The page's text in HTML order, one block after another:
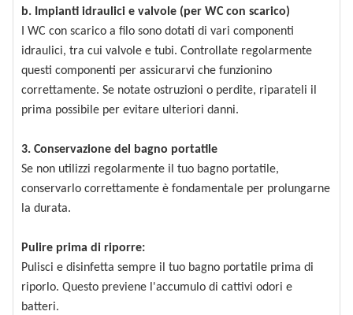
b. Impianti idraulici e valvole (per WC con scarico)
I WC con scarico a filo sono dotati di vari componenti
idraulici, tra cui valvole e tubi. Controllate regolarmente
questi componenti per assicurarvi che funzionino
correttamente. Se notate ostruzioni o perdite, riparateli il
prima possibile per evitare ulteriori danni.
3. Conservazione del bagno portatile
Se non utilizzi regolarmente il tuo bagno portatile,
conservarlo correttamente è fondamentale per prolungarne
la durata.
Pulire prima di riporre:
Pulisci e disinfetta sempre il tuo bagno portatile prima di
riporlo. Questo previene l'accumulo di cattivi odori e
batteri.